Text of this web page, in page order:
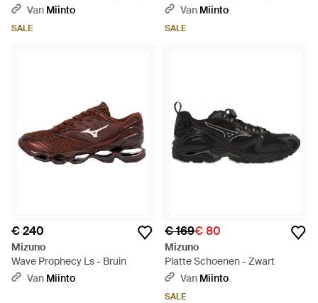
Ls - Zwart
Van Miinto
SALE
Van Miinto
SALE
€ 240
Mizuno
Wave Prophecy Ls - Bruin
Van Miinto
€ 169€ 80
Mizuno
Platte Schoenen - Zwart
Van Miinto
SALE